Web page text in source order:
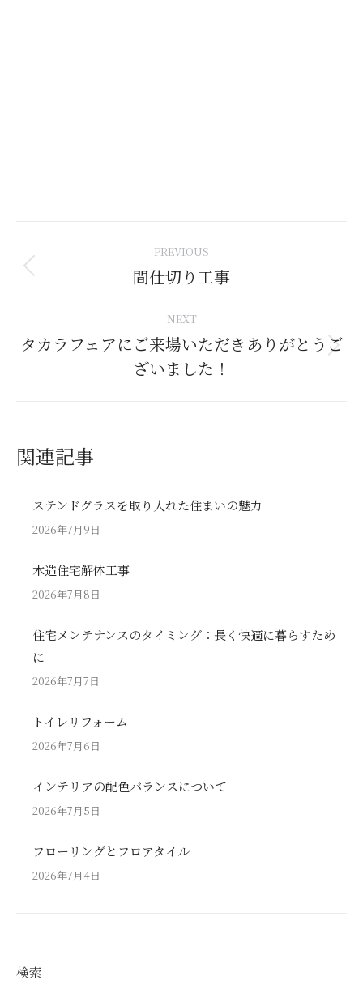
navigation
PREVIOUS
Previous
間仕切り工事
NEXT
Next
post:
タカラフェアにご来場いただきありがとうご
ざいました！
関連記事
ステンドグラスを取り入れた住まいの魅力
2026年7月9日
木造住宅解体工事
2026年7月8日
住宅メンテナンスのタイミング：長く快適に暮らすため
に
2026年7月7日
トイレリフォーム
2026年7月6日
インテリアの配色バランスについて
2026年7月5日
フローリングとフロアタイル
2026年7月4日
検索